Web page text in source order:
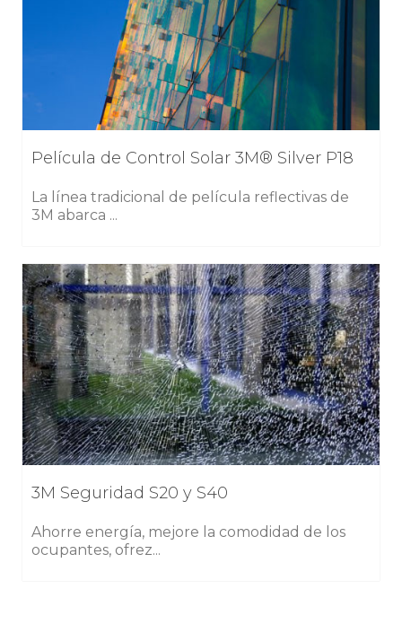
Película de Control Solar 3M® Silver P18
La línea tradicional de película reflectivas de
3M abarca ...
3M Seguridad S20 y S40
Ahorre energía, mejore la comodidad de los
ocupantes, ofrez...